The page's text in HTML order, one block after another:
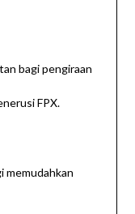
bagi pengiraan
FPX.
memudahkan